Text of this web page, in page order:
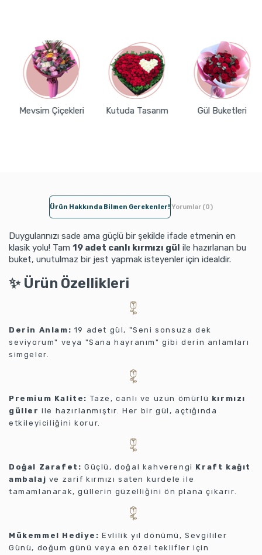
Mevsim Çiçekleri Kutuda Tasarım Gül Buketleri
Ürün Hakkında Bilmen Gerekenler! Yorumlar (0)
Duygularınızı sade ama güçlü bir şekilde ifade etmenin en
klasik yolu! Tam 19 adet canlı kırmızı gül ile hazırlanan bu
buket, unutulmaz bir jest yapmak isteyenler için idealdir.
✨ Ürün Özellikleri
Derin Anlam: 19 adet gül, "Seni sonsuza dek
seviyorum" veya "Sana hayranım" gibi derin anlamları
simgeler.
Premium Kalite: Taze, canlı ve uzun ömürlü kırmızı
güller ile hazırlanmıştır. Her bir gül, açtığında
etkileyiciliğini korur.
Doğal Zarafet: Güçlü, doğal kahverengi Kraft kağıt
ambalaj ve zarif kırmızı saten kurdele ile
tamamlanarak, güllerin güzelliğini ön plana çıkarır.
Mükemmel Hediye: Evlilik yıl dönümü, Sevgililer
Günü, doğum günü veya en özel teklifler için